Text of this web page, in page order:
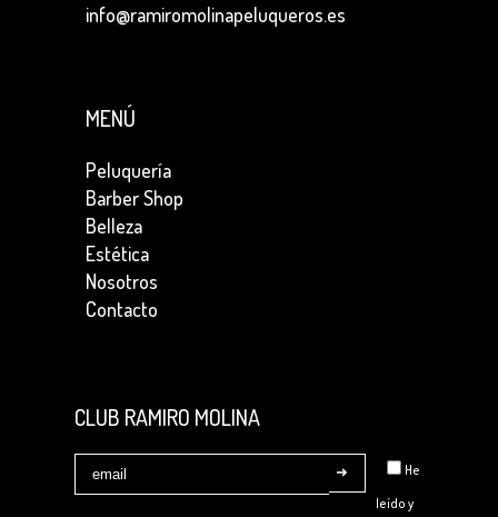
info@ramiromolinapeluqueros.es
MENÚ
Peluquería
Barber Shop
Belleza
Estética
Nosotros
Contacto
CLUB RAMIRO MOLINA
He
leído y